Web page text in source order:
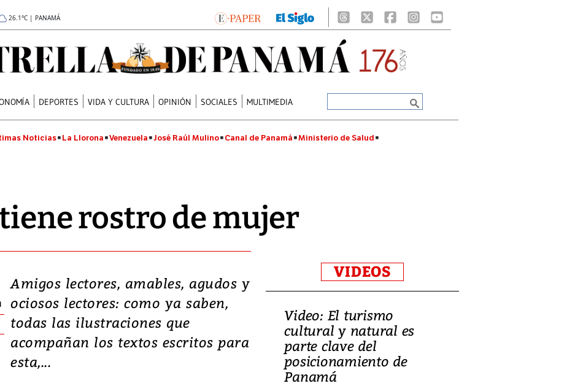
26.1°C | PANAMÁ
DEPORTES VIDA Y CULTURA OPINIÓN SOCIALES MULTIMEDIA
Noticias La Llorona Venezuela José Raúl Mulino Canal de Panamá Ministerio de Salud
rostro de mujer
Amigos lectores, amables, agudos y
ociosos lectores: como ya saben,
todas las ilustraciones que
acompañan los textos escritos para
esta,...
VIDEOS
¿Es la ‘zambianización’
el modelo que Panamá
perdió?
Video: El turismo
cultural y natural es
parte clave del
posicionamiento de
Panamá